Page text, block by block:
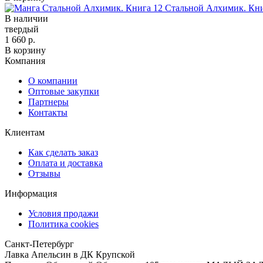
Стальной Алхимик.
В наличии
твердый
1 660 р.
В корзину
Компания
О компании
Оптовые закупки
Партнеры
Контакты
Клиентам
Как сделать заказ
Оплата и доставка
Отзывы
Информация
Условия продажи
Политика cookies
Санкт-Петербург
Лавка Апельсин в ДК Крупской